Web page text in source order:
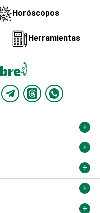
Horóscopos
Herramientas